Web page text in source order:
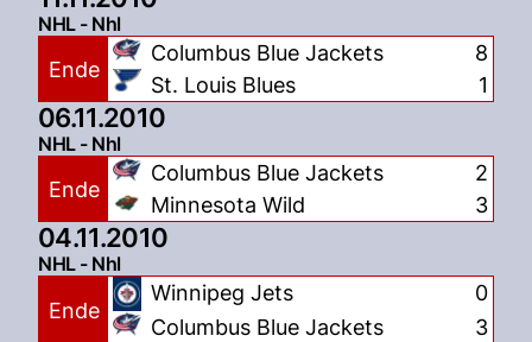
NHL - Nhl
Ende
Columbus Blue Jackets
St. Louis Blues
8
1
06.11.2010
NHL - Nhl
Ende
Columbus Blue Jackets
Minnesota Wild
2
3
04.11.2010
NHL - Nhl
Ende
Winnipeg Jets
Columbus Blue Jackets
0
3